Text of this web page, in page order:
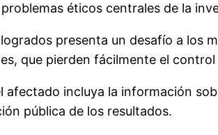
éticos centrales de la
presenta un desafío a los
que pierden fácilmente el
afectado incluya la información
pública de los resultados.